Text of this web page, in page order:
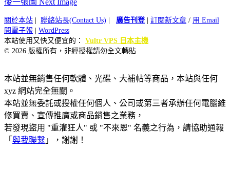
後一張圖 Next Image
關於本站 聯絡站長(Contact Us) 廣告刊登| 訂閱新文章 / 用 Email
閱電子報
WordPress
本站使用又快又便宜的： Vultr VPS 日本主機
© 2026 版權所有，非經授權請勿全文轉貼
本站並無銷售任何軟體、光碟、大補帖等商品，本站與任何
xyz 網站完全無關。
本站並無委託或授權任何個人、公司或第三者承辦任何電腦維
修買賣、宣傳推廣或商品銷售之業務，
若發現盜用 "重灌狂人" 或 "不來恩" 名義之行為，請協助通報
「 與我聯繫 」，謝謝！